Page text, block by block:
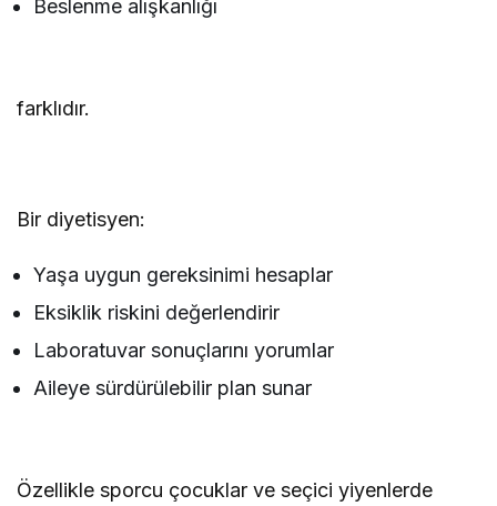
Beslenme alışkanlığı
farklıdır.
Bir diyetisyen:
Yaşa uygun gereksinimi hesaplar
Eksiklik riskini değerlendirir
Laboratuvar sonuçlarını yorumlar
Aileye sürdürülebilir plan sunar
Özellikle sporcu çocuklar ve seçici yiyenlerde